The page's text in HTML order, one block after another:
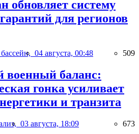
обновляет систему
для регионов
04 августа, 00:48 509
военный баланс:
гонка усиливает
и транзита
03 августа, 18:09 673